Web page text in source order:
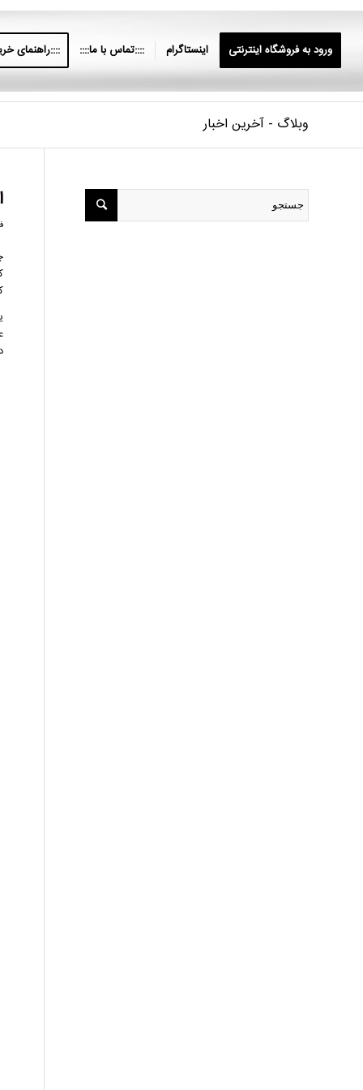
ورود به فروشگاه اینترنتی اینستاگرام ::::تماس با ما:::: ::::راهنمای
وبلاگ - آخرین اخبار